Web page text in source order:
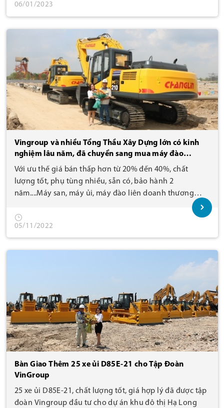
06/01/2023
Vingroup và nhiều Tổng Thầu Xây Dựng lớn có kinh
nghiệm lâu năm, đã chuyển sang mua máy đào
ChangLin liên doanh - Giá hợp lý hơn!
Với ưu thế giá bán thấp hơn từ 20% đến 40%, chất
lượng tốt, phụ tùng nhiều, sẵn có, bảo hành 2
năm....Máy san, máy ủi, máy đào liên doanh thương
hiệu ChangLin đã được nhiều tổng thầu xây dựng lớn
tin dùng.
05/11/2022
Bàn Giao Thêm 25 xe ủi D85E-21 cho Tập Đoàn
VinGroup
25 xe ủi D85E-21, chất lượng tốt, giá hợp lý đã được tập
đoàn Vingroup đầu tư cho dự án khu đô thị Hạ Long